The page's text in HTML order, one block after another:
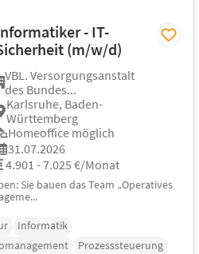
- IT-
(m/w/d)
VBL. Versorgungsanstalt
des Bundes...
Karlsruhe, Baden-
Württemberg
Homeoffice möglich
31.07.2026
4.901 - 7.025 €/Monat
Sie bauen das Team „Operatives
Informatik
Prozesssteuerung